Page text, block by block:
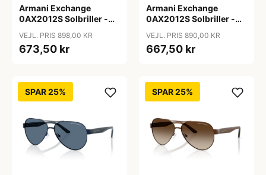
Armani Exchange
0AX2012S Solbriller -
VEJL. PRIS 898,00 KR
673,50 kr
Armani Exchange
0AX2012S Solbriller -
VEJL. PRIS 890,00 KR
667,50 kr
SPAR 25% SPAR 25%